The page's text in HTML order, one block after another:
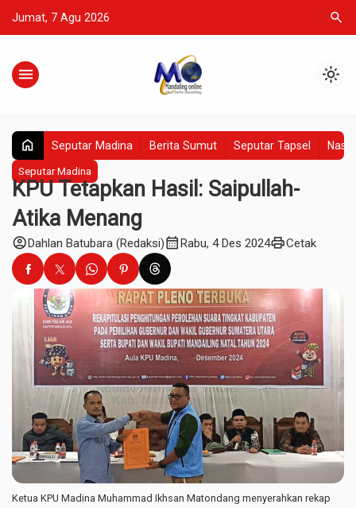
Jumat, 7 Agu 2026 search
menu light_mode
home Seputar Madina Berita Sumut Seputar Tapsel
Seputar Madina
KPU Tetapkan Hasil: Saipullah-
Atika Menang
account_circleDahlan Batubara (Redaksi)calendar_monthRabu, 4 Des 2024printCetak
Ketua KPU Madina Muhammad Ikhsan Matondang menyerahkan rekap